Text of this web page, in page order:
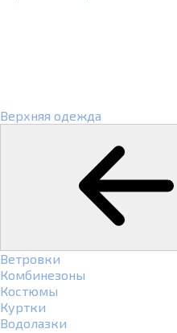
Верхняя одежда
Ветровки
Комбинезоны
Костюмы
Куртки
Водолазки